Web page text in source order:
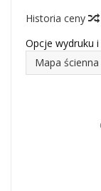
Historia ceny
Opcje wydruku
Mapa